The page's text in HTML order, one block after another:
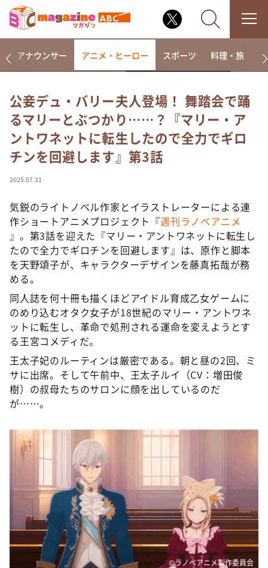
なるみ・岡村の過ぎるTV
相席食堂
これ余談なんですけど・・・
～人生密着トークバラエティ！～ やすとものいたっ
て真剣です
探偵！ナイトスクープ
news おかえり
河合＆A.B.C-Z塚田×福井アナ「なんでやねん！？」
（news おかえり）
DAIGOも台所 ～きょうの献立 何にする？～
本日はダイアンなり！シーズン２
朝だ！生です旅サラダ
教えて！ニュースライブ 正義のミカタ
ＬＩＦＥ～夢のカタチ～
新婚さんいらっしゃい！
ポツンと一軒家
ぺこぱのまるスポ
アナ回覧板
アナウンサー アニメ・ヒーロー スポーツ 料理・旅
公妾デュ・バリー夫人登場！ 舞踏会で踊
るマリーとぶつかり……？『マリー・ア
ントワネットに転生したので全力でギロ
チンを回避します』第3話
2025.07.31
気鋭のライトノベル作家とイラストレーターによる連
作ショートアニメプロジェクト『週刊ラノベアニメ
』。第3話を迎えた『マリー・アントワネットに転生し
たので全力でギロチンを回避します』は、原作と脚本
を天野頌子が、キャラクターデザインを藤真拓哉が務
める。
同人誌を何十冊も描くほどアイドル育成乙女ゲームに
のめり込むオタク女子が18世紀のマリー・アントワネ
ットに転生し、革命で処刑される運命を変えようとす
る王宮コメディだ。
王太子妃のルーティンは厳密である。朝と昼の2回、ミ
サに出席。そして午前中、王太子ルイ（CV：増田俊
樹）の叔母たちのサロンに顔を出しているのだ
が……。
©ラノベアニメ製作委員会